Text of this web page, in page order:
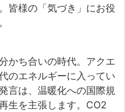
皆様の「気づき」にお役
かち合いの時代。アクエ
のエネルギーに入ってい
言は、温暖化への国際規
生を主張します。CO2